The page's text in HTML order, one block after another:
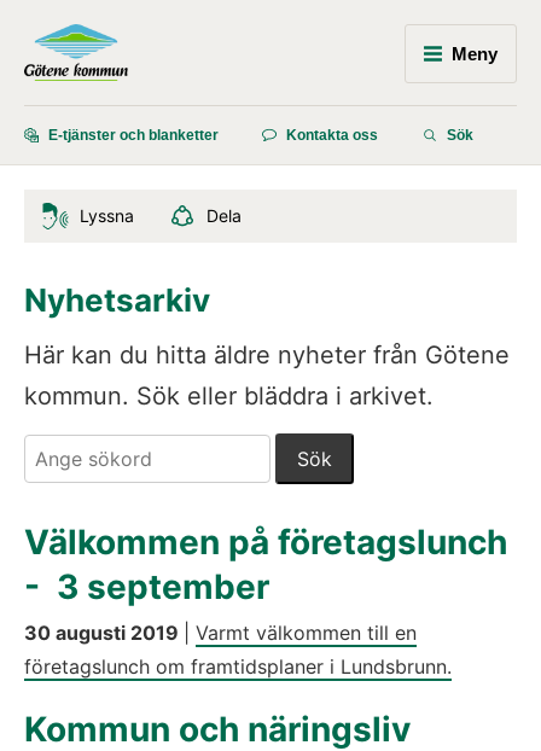
Meny
E-tjänster och blanketter Kontakta oss Sök
Lyssna Dela
Nyhetsarkiv
Här kan du hitta äldre nyheter från Götene
kommun. Sök eller bläddra i arkivet.
Välkommen på företagslunch
- 3 september
30 augusti 2019
Varmt välkommen till en
företagslunch om framtidsplaner i Lundsbrunn.
Kommun och näringsliv